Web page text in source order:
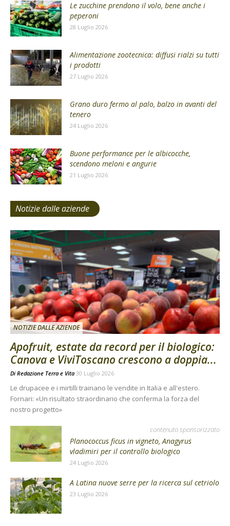
Le zucchine prendono il volo, bene anche i
peperoni
28 Luglio 2026
Alimentazione zootecnica: diffusi rialzi su tutti
i prodotti
27 Luglio 2026
Grano duro fermo al palo, balzo in avanti del
tenero
24 Luglio 2026
Buone performance per le albicocche,
scendono meloni e angurie
21 Luglio 2026
Notizie dalle aziende
NOTIZIE DALLE AZIENDE
Apofruit, estate da record per il biologico:
Canova e ViviToscano crescono a doppia...
Di Redazione Terra e Vita 30 Luglio 2026
Le drupacee e i mirtilli trainano le vendite in Italia e all'estero.
Fornari: «Un risultato straordinario che conferma la forza del
nostro progetto»
contenuto sponsorizzato
Planococcus ficus in vigneto, Anagyrus
vladimiri per il controllo biologico
24 Luglio 2026
A Latina nuove serre per la ricerca sul cetriolo
23 Luglio 2026